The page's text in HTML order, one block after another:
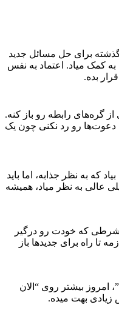
برای حل مسائل جدید
کمک میاد. اعتماد به نفس
بده.
گره‌های رابطه رو باز کنه.
دعوت‌ها رو رد نکنی چون یک
که به نظر جذابه، اما باید
عالی به نظر میاد، همیشه
شرطی که خودت رو درگیر
تا راه برای جدیدها باز
امروز بیشتر روی “الان
زیادی بهت میده.